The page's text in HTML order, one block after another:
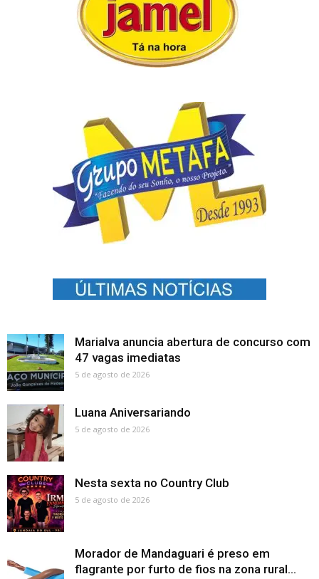
Marialva anuncia abertura de concurso com
47 vagas imediatas
5 de agosto de 2026
Luana Aniversariando
5 de agosto de 2026
Nesta sexta no Country Club
5 de agosto de 2026
Morador de Mandaguari é preso em
flagrante por furto de fios na zona rural...